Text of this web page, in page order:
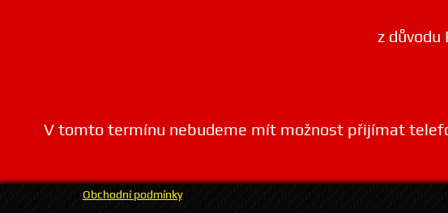
z důvodu
V tomto termínu nebudeme mít možnost přijímat
Obchodní podmínky